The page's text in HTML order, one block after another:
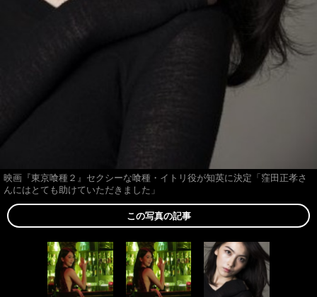
映画『東京喰種２』セクシーな喰種・イトリ役が知英に決定「窪田正孝さ
んにはとても助けていただきました」
この写真の記事